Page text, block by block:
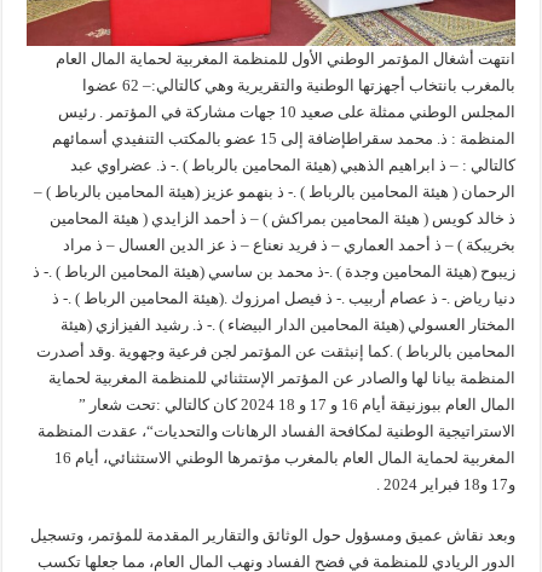
انتهت أشغال المؤتمر الوطني الأول للمنظمة المغربية لحماية المال العام
بالمغرب بانتخاب أجهزتها الوطنية والتقريرية وهي كالتالي:– 62 عضوا
المجلس الوطني ممثلة على صعيد 10 جهات مشاركة في المؤتمر . رئيس
المنظمة : ذ. محمد سقراطإضافة إلى 15 عضو بالمكتب التنفيدي أسمائهم
كالتالي : – ذ ابراهيم الذهبي (هيئة المحامين بالرباط ) .- ذ. عضراوي عبد
الرحمان ( هيئة المحامين بالرباط ) .- ذ بنهمو عزيز (هيئة المحامين بالرباط ) –
ذ خالد كويس ( هيئة المحامين بمراكش ) – ذ أحمد الزايدي ( هيئة المحامين
بخريبكة ) – ذ أحمد العماري – ذ فريد نعناع – ذ عز الدين العسال – ذ مراد
زيبوح (هيئة المحامين وجدة ) .-ذ محمد بن ساسي (هيئة المحامين الرباط ) .- ذ
دنيا رياض .- ذ عصام أربيب .- ذ فيصل امرزوك .(هيئة المحامين الرباط ) .- ذ
المختار العسولي (هيئة المحامين الدار البيضاء ) .- ذ. رشيد الفيزازي (هيئة
المحامين بالرباط ) .كما إنبثقت عن المؤتمر لجن فرعية وجهوية .وقد أصدرت
المنظمة بيانا لها والصادر عن المؤتمر الإستثنائي للمنظمة المغربية لحماية
المال العام ببوزنيقة أيام 16 و 17 و 18 2024 كان كالتالي :تحت شعار ”
الاستراتيجية الوطنية لمكافحة الفساد الرهانات والتحديات“، عقدت المنظمة
المغربية لحماية المال العام بالمغرب مؤتمرها الوطني الاستثنائي، أيام 16
و17 و18 فبراير 2024 .
وبعد نقاش عميق ومسؤول حول الوثائق والتقارير المقدمة للمؤتمر، وتسجيل
الدور الريادي للمنظمة في فضح الفساد ونهب المال العام، مما جعلها تكسب